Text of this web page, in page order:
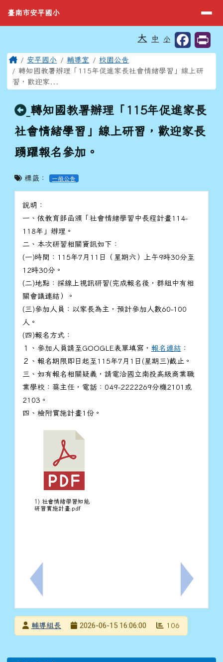
臺南市安平國小
導覽列
臺南市安平國小
⏸
大 中 小
主內容區域
Home安平國小 輔導室
校園公告
轉知國教署辦理「115年促進家長社會情緒學習」線上研
習，歡迎家...
回上頁
轉知國教署辦理「115年促進家長
社會情緒學習」線上研習，歡迎家長
踴躍報名參加。
標籤： 一般公告
上一筆：轉知財團法人台南市基督教青年會社會福利慈
說明：
一、依教育部函頒「社會情緒學習中長程計畫114-
118年」辦理。
二、本次研習相關資訊如下：
(一)時間：115年7月11日（星期六）上午9時30分至
12時30分。
(二)地點：採線上視訊研習(完成報名後，群組中有相
關會議連結）。
(三)參加人員：以家長為主，預計參加人數60-100
人。
(四)報名方式：
１、參加人員請至GOOGLE表單填寫， 報名連結 ：
２、報名期限即日起至115年7月1日(星期三)截止。
三、如有報名相關疑義，請電洽國立南投高級商業職
業學校：蔡主任，電話：049-2222269分機2101或
2103。
四、檢附實施計畫1份。
1) 社會情緒學習知能
研習實施計畫.pdf
下一筆：
發布者輔導組長
2026-06-15 16:06:00 106
頁尾區域